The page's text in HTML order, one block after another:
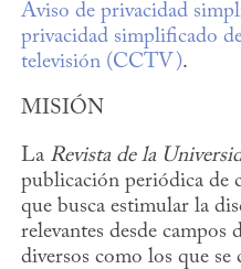
Aviso de privacidad
privacidad simplificado
televisión (CCTV).
MISIÓN
La Revista de la
publicación periódica de
que busca estimular la
relevantes desde
diversos como los que